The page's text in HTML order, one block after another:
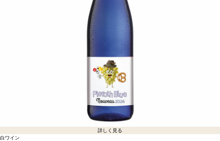
詳しく見る
白ワイン